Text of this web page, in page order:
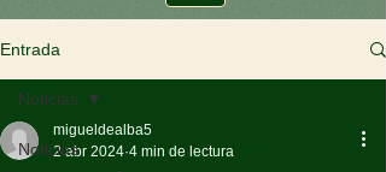
Entrada
Noticias
Noticias
migueldealba5
2 abr 2024 4 min de lectura